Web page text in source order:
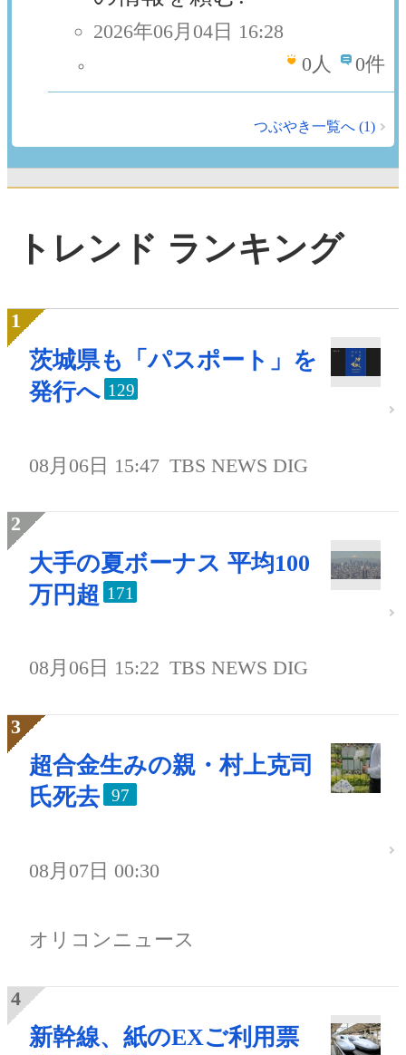
2026年06月04日 16:28
0人 0件
つぶやき一覧へ (1)
トレンド ランキング
茨城県も「パスポート」を
発行へ 129
08月06日 15:47 TBS NEWS DIG
大手の夏ボーナス 平均100
万円超 171
08月06日 15:22 TBS NEWS DIG
超合金生みの親・村上克司
氏死去
97
08月07日 00:30
オリコンニュース
新幹線、紙のEXご利用票